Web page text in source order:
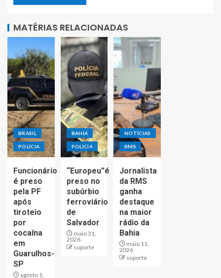
MATÉRIAS RELACIONADAS
BRASIL
POLÍCIA
Funcionário
é preso
pela PF
após
tiroteio
por
cocaína
em
Guarulhos-
SP
agosto 1,
BAHIA
POLÍCIA
“Europeu”é
preso no
subúrbio
ferroviário
de
Salvador
maio 31,
2026
suporte
NOTÍCIAS
RMS
Jornalista
da RMS
ganha
destaque
na maior
rádio da
Bahia
maio 11,
2026
suporte